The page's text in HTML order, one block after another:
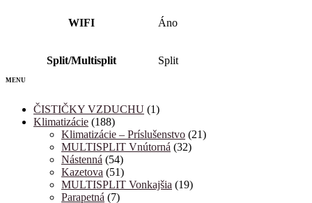
WIFI Áno
Split/Multisplit Split
ČISTIČKY VZDUCHU (1)
Klimatizácie (188)
Klimatizácie – Príslušenstvo (21)
MULTISPLIT Vnútorná (32)
Nástenná (54)
Kazetova (51)
MULTISPLIT Vonkajšia (19)
Parapetná (7)